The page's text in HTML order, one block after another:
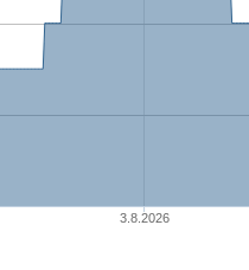
3.8.2026